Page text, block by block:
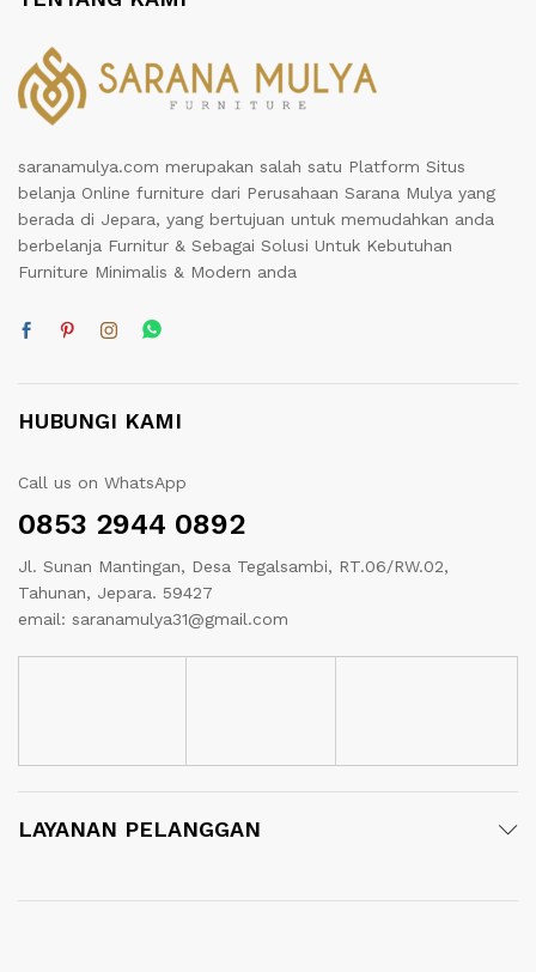
saranamulya.com merupakan salah satu Platform Situs
belanja Online furniture dari Perusahaan Sarana Mulya yang
berada di Jepara, yang bertujuan untuk memudahkan anda
berbelanja Furnitur & Sebagai Solusi Untuk Kebutuhan
Furniture Minimalis & Modern anda
HUBUNGI KAMI
Call us on WhatsApp
0853 2944 0892
Jl. Sunan Mantingan, Desa Tegalsambi, RT.06/RW.02,
Tahunan, Jepara. 59427
email: saranamulya31@gmail.com
LAYANAN PELANGGAN